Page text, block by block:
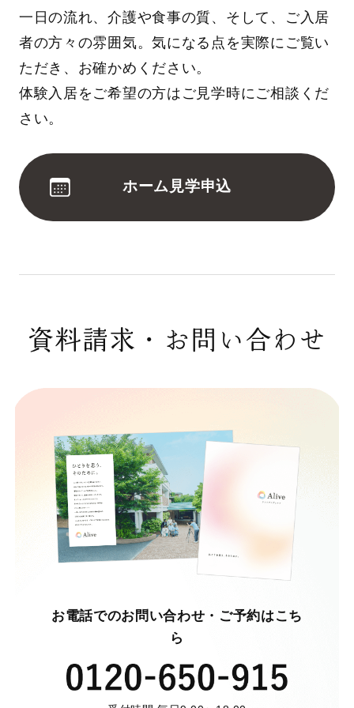
一日の流れ、介護や食事の質、そして、ご入居
者の方々の雰囲気。気になる点を実際にご覧い
ただき、お確かめください。
体験入居をご希望の方はご見学時にご相談くだ
さい。
ホーム見学申込
資料請求・お問い合わせ
お電話でのお問い合わせ・ご予約はこち
ら